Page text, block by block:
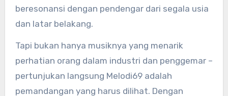
beresonansi dengan pendengar dari segala usia
dan latar belakang.
Tapi bukan hanya musiknya yang menarik
perhatian orang dalam industri dan penggemar –
pertunjukan langsung Melodi69 adalah
pemandangan yang harus dilihat. Dengan